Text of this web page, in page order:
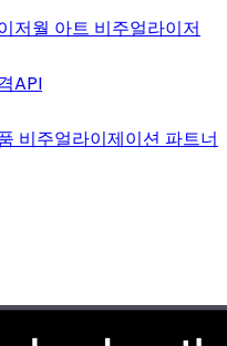
저월 아트 비주얼라이저
API
비주얼라이제이션 파트너